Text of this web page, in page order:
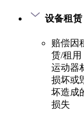
设备租赁
赔偿因
赁/租用
运动器
损坏或
坏造成
损失